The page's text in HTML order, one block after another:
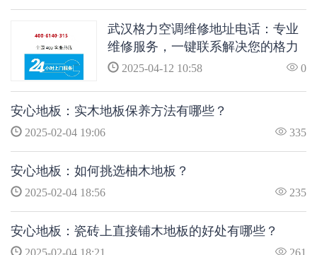
武汉格力空调维修地址电话：专业
维修服务，一键联系解决您的格力
空调问题
2025-04-12 10:58 0
安心地板：实木地板保养方法有哪些？
2025-02-04 19:06 335
安心地板：如何挑选柚木地板？
2025-02-04 18:56 235
安心地板：瓷砖上直接铺木地板的好处有哪些？
2025-02-04 18:21 261